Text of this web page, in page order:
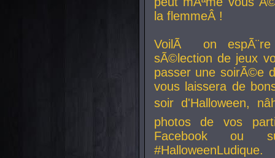
la flemmeÂ !
VoilÃ on
sÃ©lection de jeux
passer une soirÃ©e
vous laissera de
soir d'Halloween,
photos de vos
Facebook ou
#HalloweenLudique.